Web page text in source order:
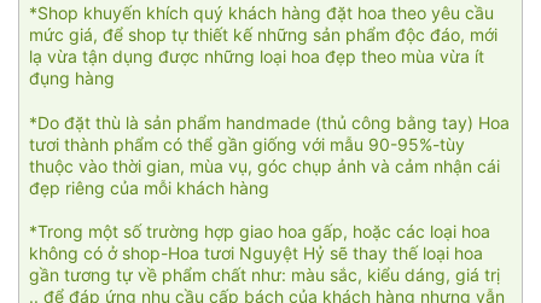
*Shop khuyến khích quý khách hàng đặt hoa theo yêu cầu
mức giá, để shop tự thiết kế những sản phẩm độc đáo, mới
lạ vừa tận dụng được những loại hoa đẹp theo mùa vừa ít
đụng hàng
*Do đặt thù là sản phẩm handmade (thủ công bằng tay) Hoa
tươi thành phẩm có thể gần giống với mẫu 90-95%-tùy
thuộc vào thời gian, mùa vụ, góc chụp ảnh và cảm nhận cái
đẹp riêng của mỗi khách hàng
*Trong một số trường hợp giao hoa gấp, hoặc các loại hoa
không có ở shop-Hoa tươi Nguyệt Hỷ sẽ thay thế loại hoa
gần tương tự về phẩm chất như: màu sắc, kiểu dáng, giá trị
.. để đáp ứng nhu cầu cấp bách của khách hàng nhưng vẫn